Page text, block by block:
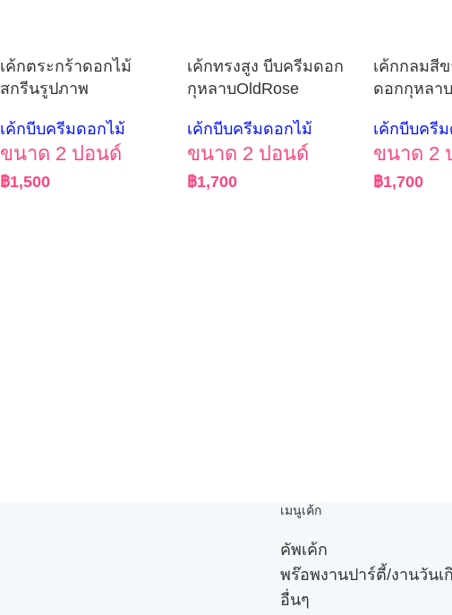
เค้กตระกร้าดอกไม้
สกรีนรูปภาพ
เค้กบีบครีมดอกไม้
ขนาด 2 ปอนด์
฿1,500
เค้กทรงสูง บีบครีมดอก
กุหลาบOldRose
เค้กบีบครีมดอกไม้
ขนาด 2 ปอนด์
฿1,700
เค้กกลมสี
ดอกกุหลา
เค้กบีบครี
ขนาด 2
฿1,700
เมนูเค้ก
คัพเค้ก
พร๊อพงานปาร์ตี้/งานวันเ
อื่นๆ